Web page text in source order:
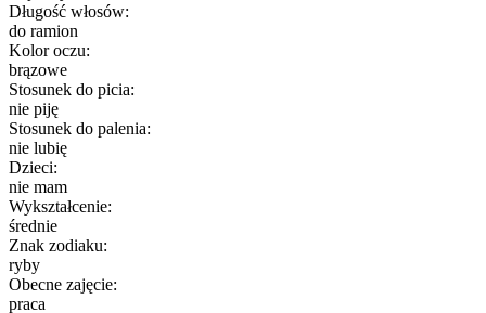
Długość włosów:
do ramion
Kolor oczu:
brązowe
Stosunek do picia:
nie piję
Stosunek do palenia:
nie lubię
Dzieci:
nie mam
Wykształcenie:
średnie
Znak zodiaku:
ryby
Obecne zajęcie:
praca